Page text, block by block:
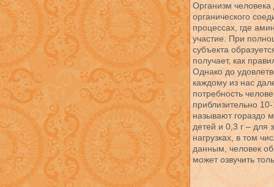
Организм человека
органического
процессах, где
участие. При
субъекта
получает, как
Однако до
каждому из нас
потребность
приблизительно
называют гораздо
детей и 0,3 г – для
нагрузках, в том
данным, человек
может озвучить